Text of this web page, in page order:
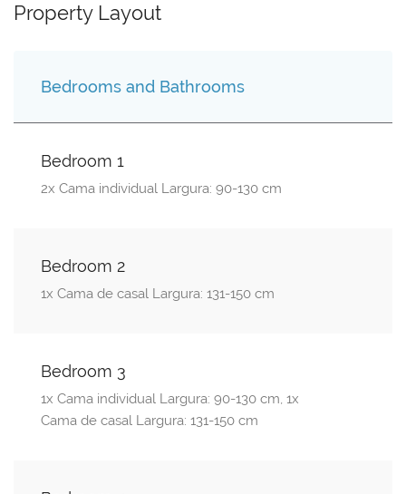
Property Layout
Bedrooms and Bathrooms
Bedroom 1
2x Cama individual Largura: 90-130 cm
Bedroom 2
1x Cama de casal Largura: 131-150 cm
Bedroom 3
1x Cama individual Largura: 90-130 cm, 1x
Cama de casal Largura: 131-150 cm